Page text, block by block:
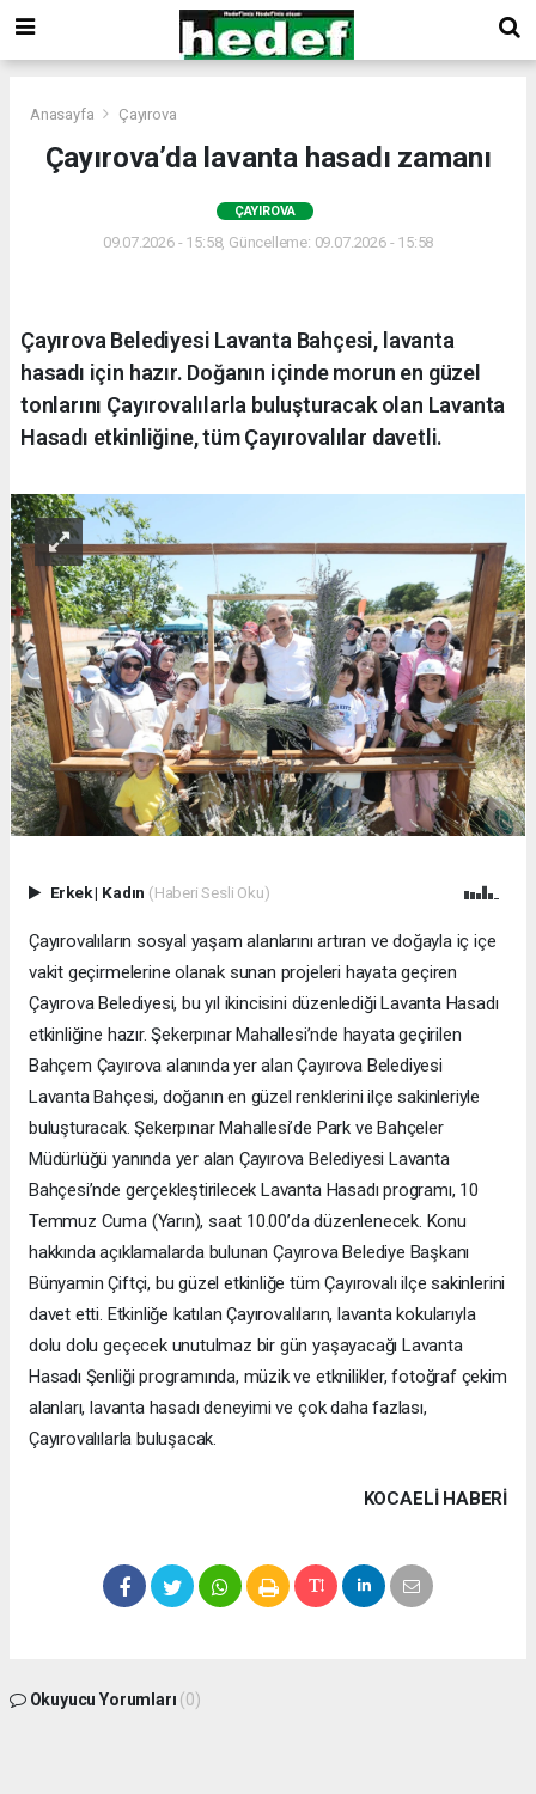
Anasayfa Çayırova
Çayırova’da lavanta hasadı zamanı
ÇAYIROVA
09.07.2026 - 15:58, Güncelleme: 09.07.2026 - 15:58
Çayırova Belediyesi Lavanta Bahçesi, lavanta
hasadı için hazır. Doğanın içinde morun en güzel
tonlarını Çayırovalılarla buluşturacak olan Lavanta
Hasadı etkinliğine, tüm Çayırovalılar davetli.
Erkek| Kadın (Haberi Sesli Oku)
Çayırovalıların sosyal yaşam alanlarını artıran ve doğayla iç içe
vakit geçirmelerine olanak sunan projeleri hayata geçiren
Çayırova Belediyesi, bu yıl ikincisini düzenlediği Lavanta Hasadı
etkinliğine hazır. Şekerpınar Mahallesi’nde hayata geçirilen
Bahçem Çayırova alanında yer alan Çayırova Belediyesi
Lavanta Bahçesi, doğanın en güzel renklerini ilçe sakinleriyle
buluşturacak. Şekerpınar Mahallesi’de Park ve Bahçeler
Müdürlüğü yanında yer alan Çayırova Belediyesi Lavanta
Bahçesi’nde gerçekleştirilecek Lavanta Hasadı programı, 10
Temmuz Cuma (Yarın), saat 10.00’da düzenlenecek. Konu
hakkında açıklamalarda bulunan Çayırova Belediye Başkanı
Bünyamin Çiftçi, bu güzel etkinliğe tüm Çayırovalı ilçe sakinlerini
davet etti. Etkinliğe katılan Çayırovalıların, lavanta kokularıyla
dolu dolu geçecek unutulmaz bir gün yaşayacağı Lavanta
Hasadı Şenliği programında, müzik ve etknilikler, fotoğraf çekim
alanları, lavanta hasadı deneyimi ve çok daha fazlası,
Çayırovalılarla buluşacak.
KOCAELI HABERİ
Okuyucu Yorumları (0)